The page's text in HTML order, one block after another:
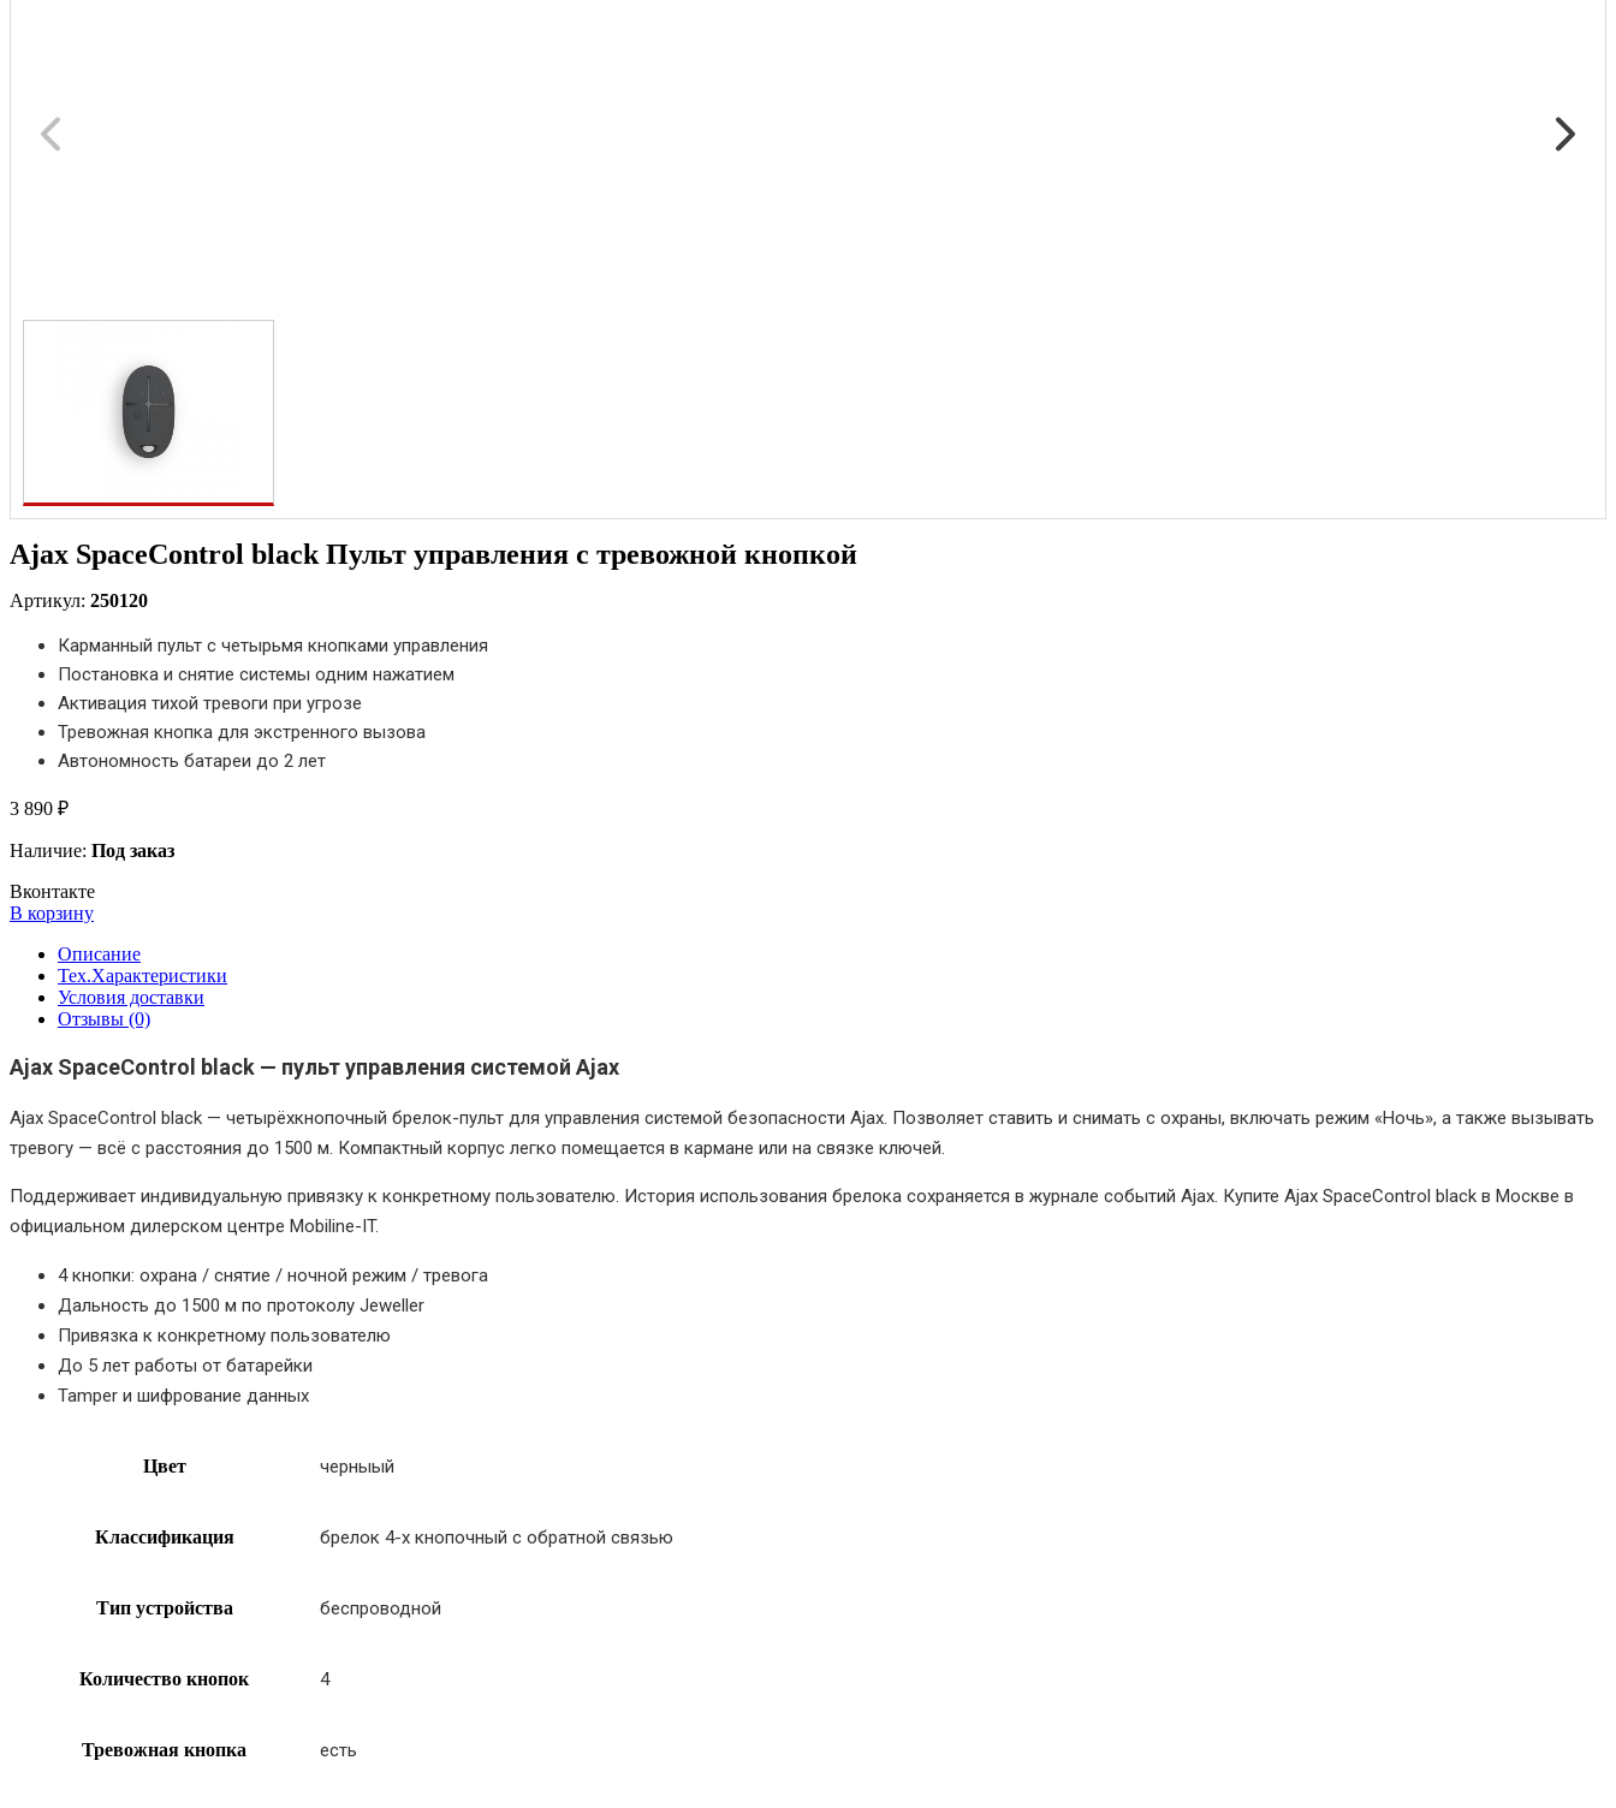
Ajax SpaceControl black Пульт управления с тревожной кнопкой
Артикул: 250120
Карманный пульт с четырьмя кнопками управления
Постановка и снятие системы одним нажатием
Активация тихой тревоги при угрозе
Тревожная кнопка для экстренного вызова
Автономность батареи до 2 лет
3 890 ₽
Наличие: Под заказ
Вконтакте
В корзину
Описание
Тех.Характеристики
Условия доставки
Отзывы (0)
Ajax SpaceControl black — пульт управления системой Ajax
Ajax SpaceControl black — четырёхкнопочный брелок-пульт для управления системой безопасности Ajax. Позволяет ставить и снимать с охраны, включать режим «Ночь», а также вызывать
тревогу — всё с расстояния до 1500 м. Компактный корпус легко помещается в кармане или на связке ключей.
Поддерживает индивидуальную привязку к конкретному пользователю. История использования брелока сохраняется в журнале событий Ajax. Купите Ajax SpaceControl black в Москве в
официальном дилерском центре Mobiline-IT.
4 кнопки: охрана / снятие / ночной режим / тревога
Дальность до 1500 м по протоколу Jeweller
Привязка к конкретному пользователю
До 5 лет работы от батарейки
Tamper и шифрование данных
Цвет черныый
Классификация брелок 4-х кнопочный с обратной связью
Тип устройства беспроводной
Количество кнопок 4
Тревожная кнопка есть